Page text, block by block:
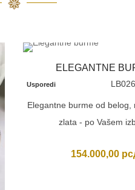
ELEGANTNE
Usporedi LB026
Elegantne burme od belog,
zlata - po Vašem
154.000,00